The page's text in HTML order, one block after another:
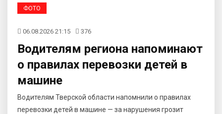
ФОТО
06.08.2026 21:15 376
Водителям региона напоминают
о правилах перевозки детей в
машине
Водителям Тверской области напомнили о правилах
перевозки детей в машине — за нарушения грозит